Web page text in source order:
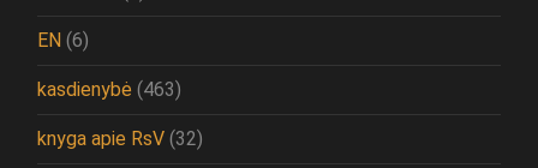
EN (6)
kasdienybė (463)
knyga apie RsV (32)